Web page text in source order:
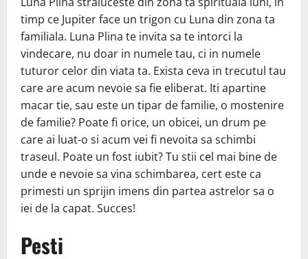
timp ce Jupiter face un trigon cu Luna din zona ta
familiala. Luna Plina te invita sa te intorci la
vindecare, nu doar in numele tau, ci in numele
tuturor celor din viata ta. Exista ceva in trecutul tau
care are acum nevoie sa fie eliberat. Iti apartine
macar tie, sau este un tipar de familie, o mostenire
de familie? Poate fi orice, un obicei, un drum pe
care ai luat-o si acum vei fi nevoita sa schimbi
traseul. Poate un fost iubit? Tu stii cel mai bine de
unde e nevoie sa vina schimbarea, cert este ca
primesti un sprijin imens din partea astrelor sa o
iei de la capat. Succes!
Pesti